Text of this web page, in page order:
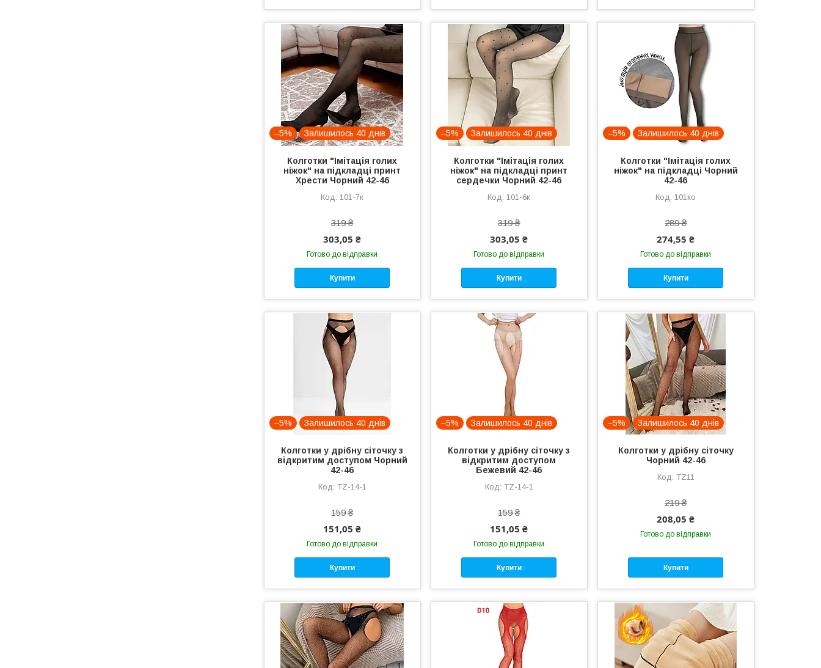
–5% Залишилось 40 днів
Колготки "Імітація голих
ніжок" на підкладці принт
Хрести Чорний 42-46
101-7к
319 ₴
303,05 ₴
Готово до відправки
Купити
–5% Залишилось 40 днів
Колготки "Імітація голих
ніжок" на підкладці принт
сердечки Чорний 42-46
101-6к
319 ₴
303,05 ₴
Готово до відправки
Купити
–5% Залишилось 40 днів
Колготки "Імітація голих
ніжок" на підкладці Чорний
42-46
101ко
289 ₴
274,55 ₴
Готово до відправки
Купити
–5% Залишилось 40 днів
Колготки у дрібну сіточку з
відкритим доступом Чорний
42-46
TZ-14-1
159 ₴
151,05 ₴
Готово до відправки
Купити
–5% Залишилось 40 днів
Колготки у дрібну сіточку з
відкритим доступом
Бежевий 42-46
TZ-14-1
159 ₴
151,05 ₴
Готово до відправки
Купити
–5% Залишилось 40 днів
Колготки у дрібну сіточку
Чорний 42-46
TZ11
219 ₴
208,05 ₴
Готово до відправки
Купити